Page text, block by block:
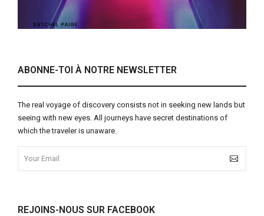
ABONNE-TOI À NOTRE NEWSLETTER
The real voyage of discovery consists not in seeking new lands but
seeing with new eyes. All journeys have secret destinations of
which the traveler is unaware.
REJOINS-NOUS SUR FACEBOOK